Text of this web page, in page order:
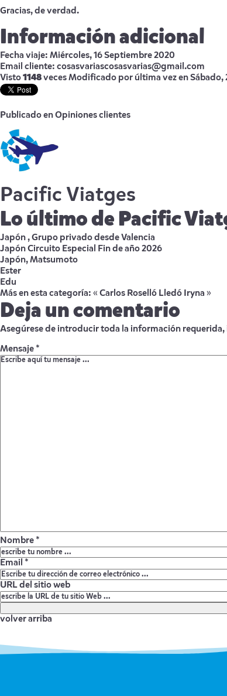
Gracias, de verdad.
Información adicional
Fecha viaje: Miércoles, 16 Septiembre 2020
Email cliente: cosasvariascosasvarias@gmail.com
Visto1148vecesModificado por última vez en Sábado,
Publicado enOpiniones clientes
Pacific Viatges
Lo último de Pacific
Japón , Grupo privado desde Valencia
Japón Circuito Especial Fin de año 2026
Japón, Matsumoto
Ester
Edu
Más en esta categoría: « Carlos Roselló Lledó Iryna »
Deja un comentario
Asegúrese de introducir toda la información
Mensaje *
Nombre *
Email *
URL del sitio web
volver arriba